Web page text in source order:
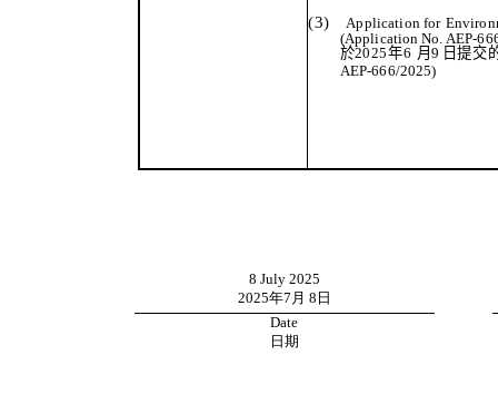
(3) Application for
(Application No. AEP-
於2025年6 月 9 日提交
AEP-666/2025)
8 July 2025
2025年7 月 8 日
Date
日期